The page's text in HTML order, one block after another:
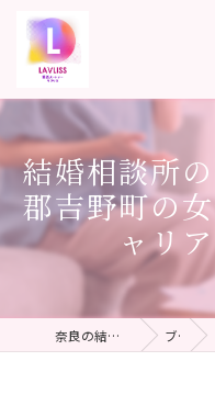
結婚相談所
郡吉野町の
ャリ
奈良の結婚相談所ならLAVLISS ブログ